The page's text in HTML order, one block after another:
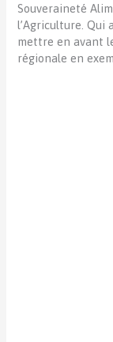
Souveraineté
l’Agriculture. Qui
mettre en avant
régionale en